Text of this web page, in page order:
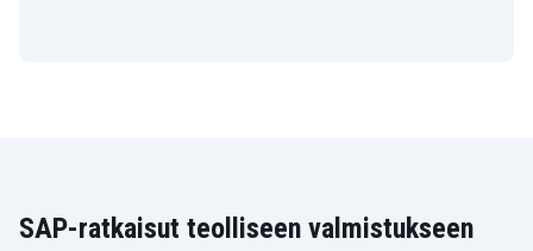
SAP-ratkaisut teolliseen valmistukseen